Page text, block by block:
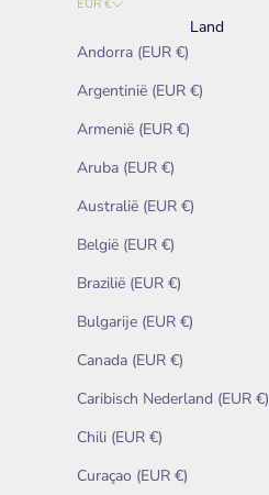
EUR €
Land
Andorra (EUR €)
Argentinië (EUR €)
Armenië (EUR €)
Aruba (EUR €)
Australië (EUR €)
België (EUR €)
Brazilië (EUR €)
Bulgarije (EUR €)
Canada (EUR €)
Caribisch Nederland (EUR €)
Chili (EUR €)
Curaçao (EUR €)